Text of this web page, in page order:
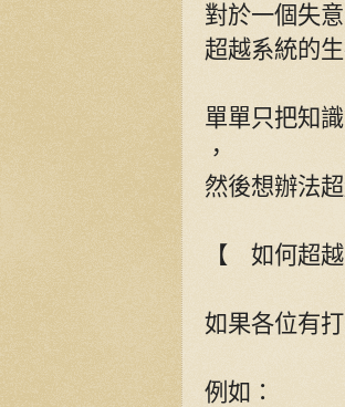
對於一個失
超越系統的
單單只把知
，
然後想辦法
【 如何超
如果各位有
例如：